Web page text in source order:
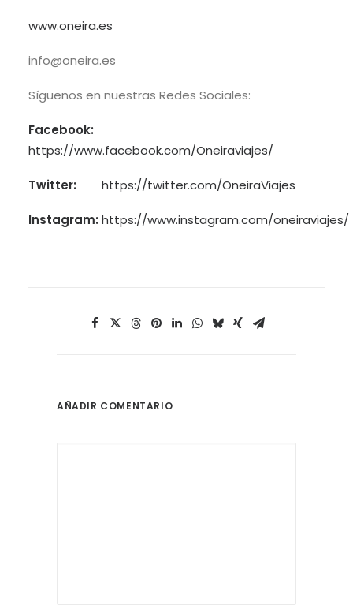
www.oneira.es
info@oneira.es
Síguenos en nuestras Redes Sociales:
Facebook:
https://www.facebook.com/Oneiraviajes/
Twitter: https://twitter.com/OneiraViajes
Instagram: https://www.instagram.com/oneiraviajes/
AÑADIR COMENTARIO